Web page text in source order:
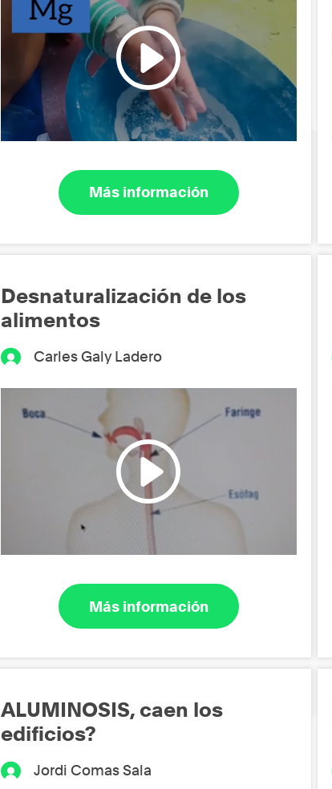
Más información
Desnaturalización de los
alimentos
Carles Galy Ladero
Más información
ALUMINOSIS, caen los
edificios?
Jordi Comas Sala